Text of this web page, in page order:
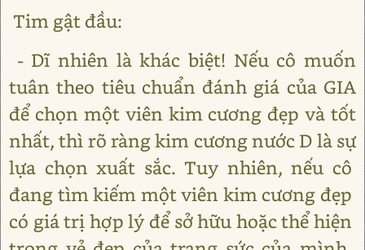
Tim gật đầu:
- Dĩ nhiên là khác biệt! Nếu cô muốn
tuân theo tiêu chuẩn đánh giá của GIA
để chọn một viên kim cương đẹp và tốt
nhất, thì rõ ràng kim cương nước D là sự
lựa chọn xuất sắc. Tuy nhiên, nếu cô
đang tìm kiếm một viên kim cương đẹp
có giá trị hợp lý để sở hữu hoặc thể hiện